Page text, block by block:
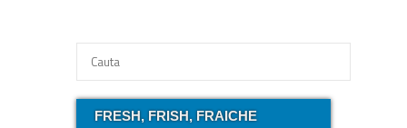
FRESH, FRISH, FRAICHE